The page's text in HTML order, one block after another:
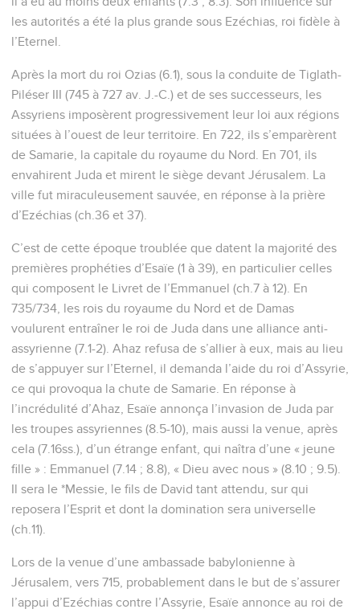
les autorités a été la plus grande sous Ezéchias, roi fidèle à
l’Eternel.
Après la mort du roi Ozias (6.1), sous la conduite de Tiglath-
Piléser III (745 à 727 av. J.-C.) et de ses successeurs, les
Assyriens imposèrent progressivement leur loi aux régions
situées à l’ouest de leur territoire. En 722, ils s’emparèrent
de Samarie, la capitale du royaume du Nord. En 701, ils
envahirent Juda et mirent le siège devant Jérusalem. La
ville fut miraculeusement sauvée, en réponse à la prière
d’Ezéchias (ch.36 et 37).
C’est de cette époque troublée que datent la majorité des
premières prophéties d’Esaïe (1 à 39), en particulier celles
qui composent le Livret de l’Emmanuel (ch.7 à 12). En
735/734, les rois du royaume du Nord et de Damas
voulurent entraîner le roi de Juda dans une alliance anti-
assyrienne (7.1-2). Ahaz refusa de s’allier à eux, mais au lieu
de s’appuyer sur l’Eternel, il demanda l’aide du roi d’Assyrie,
ce qui provoqua la chute de Samarie. En réponse à
l’incrédulité d’Ahaz, Esaïe annonça l’invasion de Juda par
les troupes assyriennes (8.5-10), mais aussi la venue, après
cela (7.16ss.), d’un étrange enfant, qui naîtra d’une « jeune
fille » : Emmanuel (7.14 ; 8.8), « Dieu avec nous » (8.10 ; 9.5).
Il sera le *Messie, le fils de David tant attendu, sur qui
reposera l’Esprit et dont la domination sera universelle
(ch.11).
Lors de la venue d’une ambassade babylonienne à
Jérusalem, vers 715, probablement dans le but de s’assurer
l’appui d’Ezéchias contre l’Assyrie, Esaïe annonce au roi de